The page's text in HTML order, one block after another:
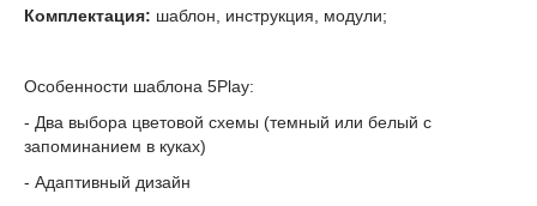
Комплектация: шаблон, инструкция, модули;
Особенности шаблона 5Play:
- Два выбора цветовой схемы (темный или белый с
запоминанием в куках)
- Адаптивный дизайн